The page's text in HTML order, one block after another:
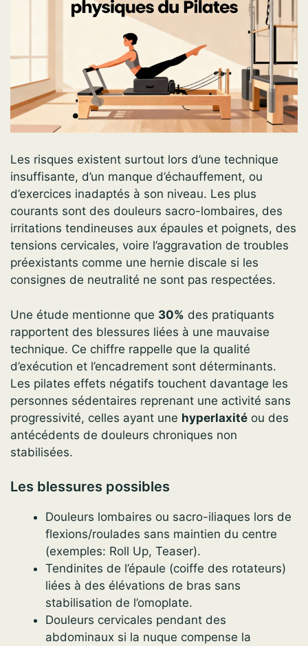
Les risques existent surtout lors d’une technique
insuffisante, d’un manque d’échauffement, ou
d’exercices inadaptés à son niveau. Les plus
courants sont des douleurs sacro-lombaires, des
irritations tendineuses aux épaules et poignets, des
tensions cervicales, voire l’aggravation de troubles
préexistants comme une hernie discale si les
consignes de neutralité ne sont pas respectées.
Une étude mentionne que 30% des pratiquants
rapportent des blessures liées à une mauvaise
technique. Ce chiffre rappelle que la qualité
d’exécution et l’encadrement sont déterminants.
Les pilates effets négatifs touchent davantage les
personnes sédentaires reprenant une activité sans
progressivité, celles ayant une hyperlaxité ou des
antécédents de douleurs chroniques non
stabilisées.
Les blessures possibles
Douleurs lombaires ou sacro-iliaques lors de
flexions/roulades sans maintien du centre
(exemples: Roll Up, Teaser).
Tendinites de l’épaule (coiffe des rotateurs)
liées à des élévations de bras sans
stabilisation de l’omoplate.
Douleurs cervicales pendant des
abdominaux si la nuque compense la